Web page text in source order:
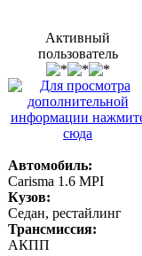
Активный
пользователь
Автомобиль:
Carisma 1.6 MPI
Кузов:
Седан, рестайлинг
Трансмиссия:
АКПП